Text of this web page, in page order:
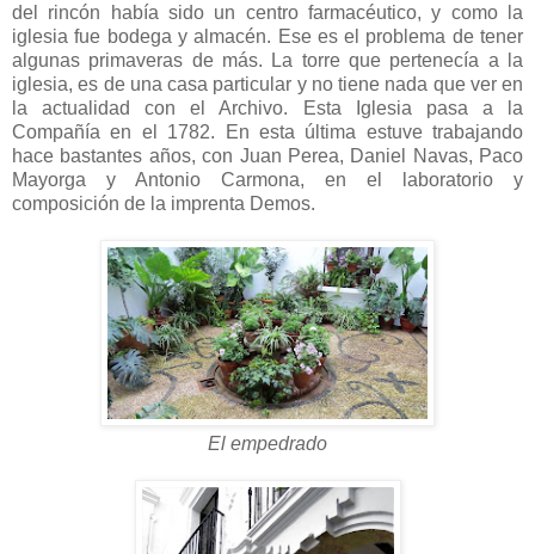
del rincón había sido un centro farmacéutico, y como la
iglesia fue bodega y almacén. Ese es el problema de tener
algunas primaveras de más. La torre que pertenecía a la
iglesia, es de una casa particular y no tiene nada que ver en
la actualidad con el Archivo. Esta Iglesia pasa a la
Compañía en el 1782. En esta última estuve trabajando
hace bastantes años, con Juan Perea, Daniel Navas, Paco
Mayorga y Antonio Carmona, en el laboratorio y
composición de la imprenta Demos.
El empedrado